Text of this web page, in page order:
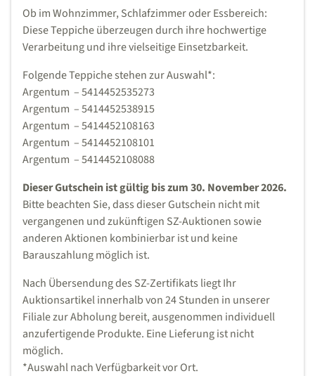
Ob im Wohnzimmer, Schlafzimmer oder Essbereich:
Diese Teppiche überzeugen durch ihre hochwertige
Verarbeitung und ihre vielseitige Einsetzbarkeit.
Folgende Teppiche stehen zur Auswahl*:
Argentum – 5414452535273
Argentum – 5414452538915
Argentum – 5414452108163
Argentum – 5414452108101
Argentum – 5414452108088
Dieser Gutschein ist gültig bis zum 30. November 2026.
Bitte beachten Sie, dass dieser Gutschein nicht mit
vergangenen und zukünftigen SZ-Auktionen sowie
anderen Aktionen kombinierbar ist und keine
Barauszahlung möglich ist.
Nach Übersendung des SZ-Zertifikats liegt Ihr
Auktionsartikel innerhalb von 24 Stunden in unserer
Filiale zur Abholung bereit, ausgenommen individuell
anzufertigende Produkte. Eine Lieferung ist nicht
möglich.
*Auswahl nach Verfügbarkeit vor Ort.